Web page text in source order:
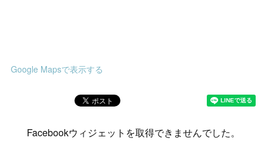
Google Mapsで表示する
Facebookウィジェットを取得できませんでした。